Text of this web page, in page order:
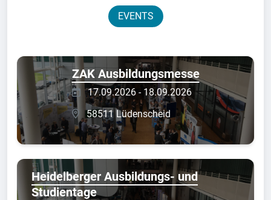
EVENTS
ZAK Ausbildungsmesse
17.09.2026 - 18.09.2026
58511 Lüdenscheid
Heidelberger Ausbildungs- und
Studientage